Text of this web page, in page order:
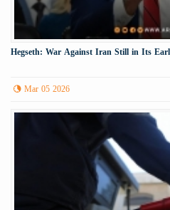
Hegseth: War Against Iran Still in Its
Mar 05 2026